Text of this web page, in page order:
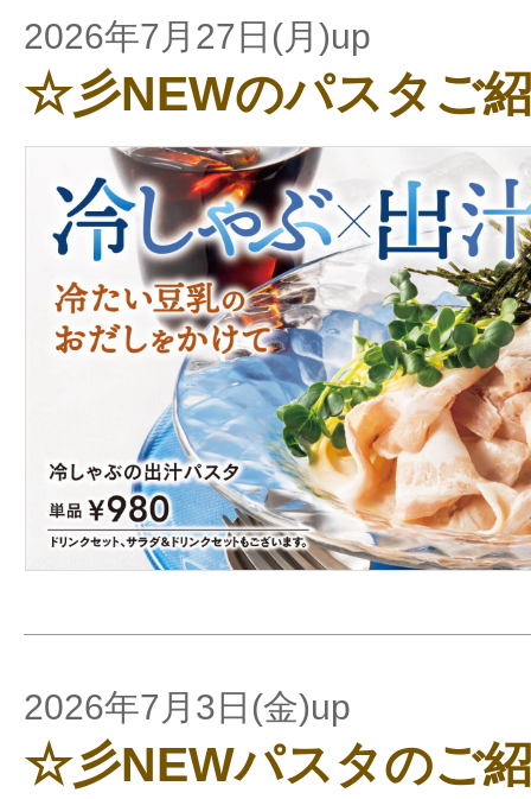
2026年7月27日(月)up
☆彡NEWのパスタご
2026年7月3日(金)up
☆彡NEWパスタのご